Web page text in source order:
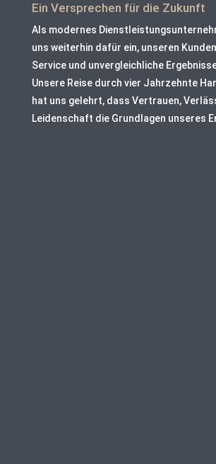
Ein Versprechen für die Zukunft
Als modernes
uns weiterhin dafür ein, unseren
Service und unvergleichliche
Unsere Reise durch vier Jahrzehnte
hat uns gelehrt, dass Vertrauen,
Leidenschaft die Grundlagen unseres